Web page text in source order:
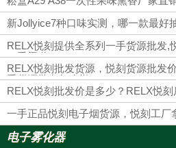
四五代杆蛋，另外
有，品质市面上顶
发，全国包邮...
新Jollyice7种口味实测，哪一款最好
RELX悦刻提供全系列一手货源批发,
一手渠道
RELX悦刻批发货源，悦刻货源批发
手货源批发怎么样？
RELX悦刻批发价是多少？RELX悦刻
一手正品悦刻电子烟货源，悦刻工厂
电子雾化器